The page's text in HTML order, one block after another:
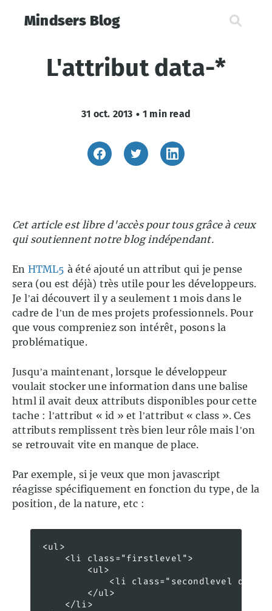
Mindsers Blog
L'attribut data-*
31 oct. 2013 • 1 min read
Cet article est libre d'accès pour tous grâce à ceux
qui soutiennent notre blog indépendant.
En HTML5 à été ajouté un attribut qui je pense
sera (ou est déjà) très utile pour les développeurs.
Je l’ai découvert il y a seulement 1 mois dans le
cadre de l’un de mes projets professionnels. Pour
que vous compreniez son intérêt, posons la
problématique.
Jusqu’a maintenant, lorsque le développeur
voulait stocker une information dans une balise
html il avait deux attributs disponibles pour cette
tache : l’attribut « id » et l’attribut « class ». Ces
attributs remplissent très bien leur rôle mais l’on
se retrouvait vite en manque de place.
Par exemple, si je veux que mon javascript
réagisse spécifiquement en fonction du type, de la
position, de la nature, etc :
<ul>
    <li class="firstlevel">
        <ul>
<li class="secondlevel doc
        </ul>
    </li>